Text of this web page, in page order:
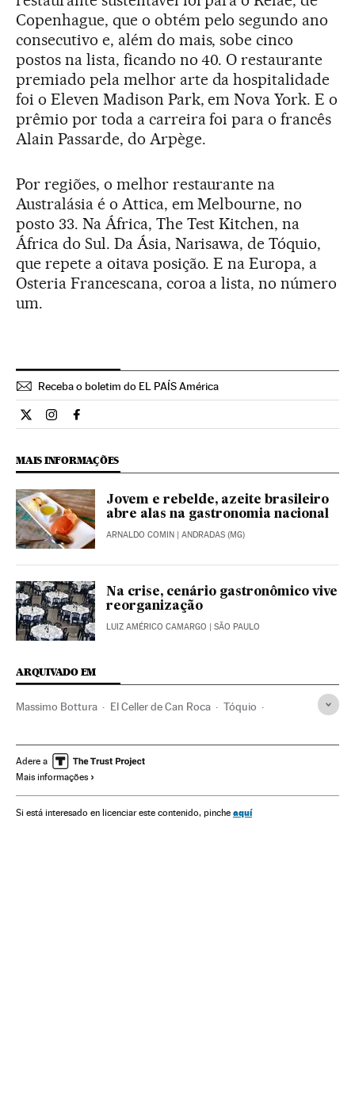
Copenhague, que o obtém pelo segundo ano
consecutivo e, além do mais, sobe cinco
postos na lista, ficando no 40. O restaurante
premiado pela melhor arte da hospitalidade
foi o Eleven Madison Park, em Nova York. E o
prêmio por toda a carreira foi para o francês
Alain Passarde, do Arpège.
Por regiões, o melhor restaurante na
Australásia é o Attica, em Melbourne, no
posto 33. Na África, The Test Kitchen, na
África do Sul. Da Ásia, Narisawa, de Tóquio,
que repete a oitava posição. E na Europa, a
Osteria Francescana, coroa a lista, no número
um.
Receba o boletim do EL PAÍS América
Estilo El País Brasil en Twitter
Estilo El País Brasil en Instagram
Estilo El País Brasil en Facebook
MAIS INFORMAÇÕES
Jovem e rebelde, azeite brasileiro
abre alas na gastronomia nacional
ARNALDO COMIN | ANDRADAS (MG)
Na crise, cenário gastronômico vive
reorganização
LUIZ AMÉRICO CAMARGO | SÃO PAULO
ARQUIVADO EM
Massimo Bottura El Celler de Can Roca Tóquio
Restaurantes Escandinávia
Ásia oriental
Estilo vida América Europa Espanha Sociedade
Adere a
Mais informações
Si está interesado en licenciar este contenido, pinche aquí